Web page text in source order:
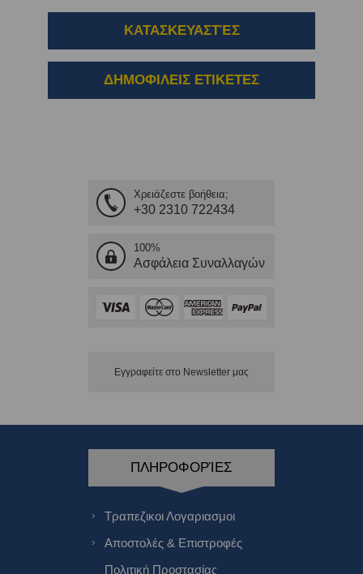
ΚΑΤΑΣΚΕΥΑΣΤΈΣ
ΔΗΜΟΦΙΛΕΙΣ ΕΤΙΚΕΤΕΣ
Χρειάζεστε βοήθεια;
+30 2310 722434
100%
Ασφάλεια Συναλλαγών
Εγγραφείτε στο Νewsletter μας
ΠΛΗΡΟΦΟΡΊΕΣ
Τραπεζικοι Λογαριασμοι
Αποστολές & Επιστροφές
Πολιτική Προστασίας